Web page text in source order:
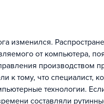
изменился.
от компьютера,
производством
к тому, что специалист,
технологии.
составляли